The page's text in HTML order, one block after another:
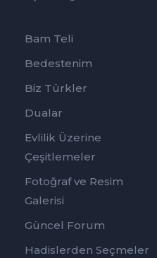
Bam Teli
Bedestenim
Biz Türkler
Dualar
Evlilik Üzerine
Çeşitlemeler
Fotoğraf ve Resim
Galerisi
Güncel Forum
Hadislerden Seçmeler